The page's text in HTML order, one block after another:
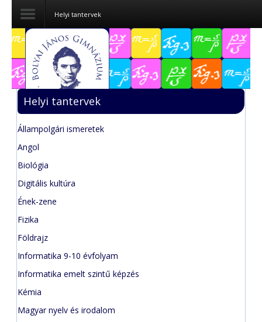
Dokumentumok
Felvételizőknek
Pályázatok
Tehetségpont
adatok
Helyi tantervek
Helyi tantervek
Állampolgári ismeretek
Angol
Biológia
Digitális kultúra
Ének-zene
Fizika
Földrajz
Informatika 9-10 évfolyam
Informatika emelt szintű képzés
Kémia
Magyar nyelv és irodalom